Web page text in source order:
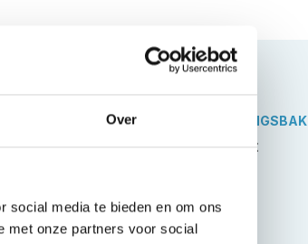
Over
social media te bieden en om ons
met onze partners voor social
VERSNELLINGSBAK
Automaat